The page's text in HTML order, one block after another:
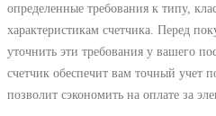
определенные требования к типу,
характеристикам счетчика. Перед
уточнить эти требования у вашего
счетчик обеспечит вам точный учет
позволит сэкономить на оплате за